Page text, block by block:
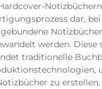
dar,
werden. Diese
traditionelle
zu